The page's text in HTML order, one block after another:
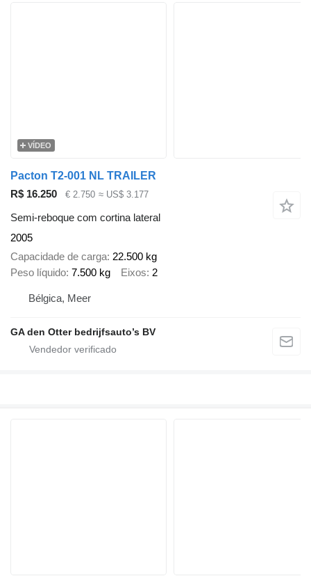
VÍDEO
Pacton T2-001 NL TRAILER
R$ 16.250
€ 2.750 ≈ US$ 3.177
Semi-reboque com cortina lateral
2005
Capacidade de carga 22.500 kg
Peso líquido 7.500 kg Eixos 2
Bélgica, Meer
GA den Otter bedrijfsauto’s BV